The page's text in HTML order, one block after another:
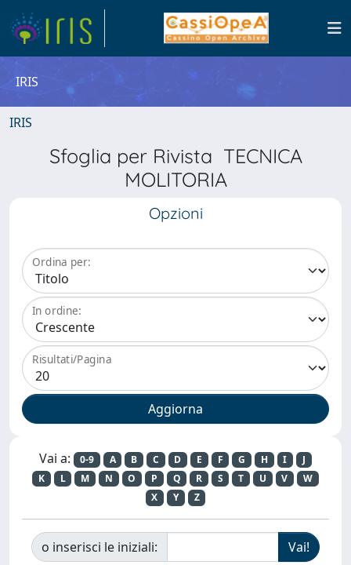
IRIS
IRIS
Sfoglia per Rivista TECNICA
MOLITORIA
Opzioni
Ordina per:
In ordine:
Risultati/Pagina
Vai a: 0-9 A B C D E F G H I
J
K
L M N O P Q R S T U V
W
X
Y Z
o inserisci le iniziali: